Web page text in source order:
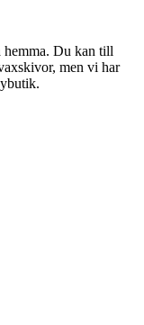
hemma. Du kan till
men vi har